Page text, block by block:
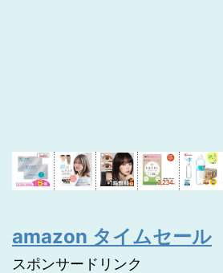
amazon タイムセール
スポンサードリンク